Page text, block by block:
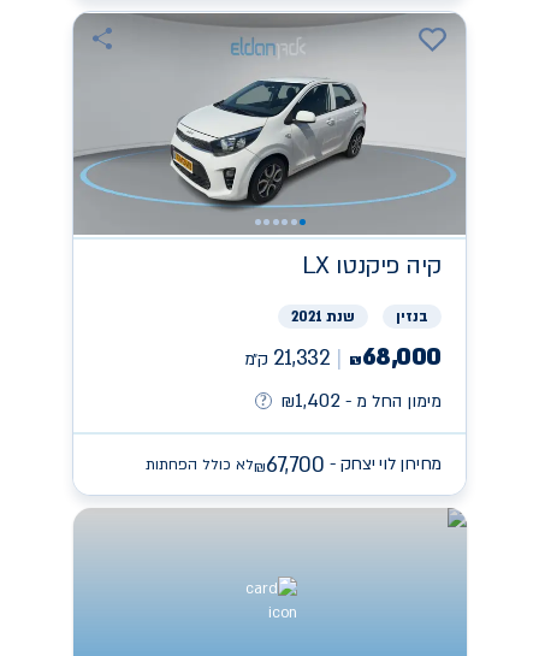
קיה פיקנטו LX
בנזין שנת 2021
₪68,000
21,332 ק״מ
מימון החל מ -
₪1,402
מחירון לוי יצחק - ₪67,700 לא כולל הפחתות